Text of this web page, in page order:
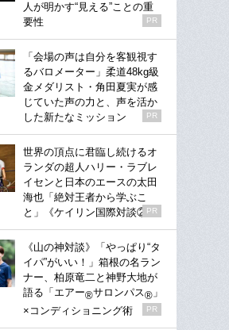
人が明かす“見える”ことの重
要性
PR
「会場の声は自分を客観視す
るバロメーター」柔道48kg級
金メダリスト・角田夏実が感
じていた声の力と、声を活か
した新たなミッション
PR
世界の頂点に君臨し続けるオ
ランダの超人ハリー・ラブレ
イセンと日本のエースの太田
海也「絶対王者から学ぶこ
と」《ケイリン国際対談②》
PR
《山の神対談》「やっぱり“タ
イパ”がいい！」箱根の名ラン
ナー、柏原竜二と神野大地が
語る「エアー®サロンパス® 」
×コンディショニング術
PR